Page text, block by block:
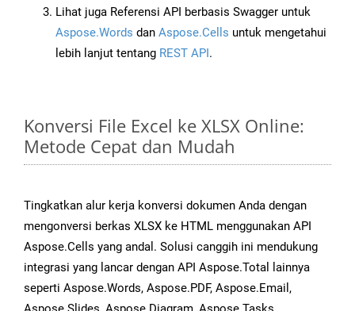
Lihat juga Referensi API berbasis Swagger untuk
Aspose.Words dan Aspose.Cells untuk mengetahui
lebih lanjut tentang REST API.
Konversi File Excel ke XLSX Online:
Metode Cepat dan Mudah
Tingkatkan alur kerja konversi dokumen Anda dengan
mengonversi berkas XLSX ke HTML menggunakan API
Aspose.Cells yang andal. Solusi canggih ini mendukung
integrasi yang lancar dengan API Aspose.Total lainnya
seperti Aspose.Words, Aspose.PDF, Aspose.Email,